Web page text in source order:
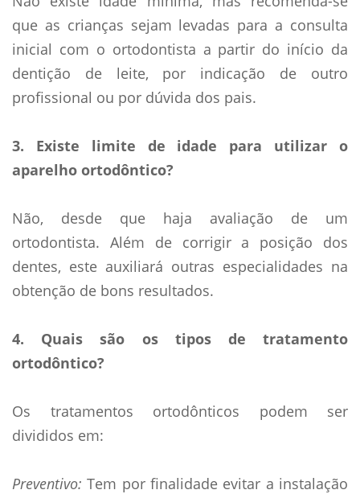
que as crianças sejam levadas para a consulta
inicial com o ortodontista a partir do iní­cio da
dentição de leite, por indicação de outro
profissional ou por dúvida dos pais.
3. Existe limite de idade para utilizar o
aparelho ortodôntico?
Não, desde que haja avaliação de um
ortodontista. Além de corrigir a posição dos
dentes, este auxiliará outras especialidades na
obtenção de bons resultados.
4. Quais são os tipos de tratamento
ortodôntico?
Os tratamentos ortodônticos podem ser
divididos em:
Preventivo: Tem por finalidade evitar a instalação